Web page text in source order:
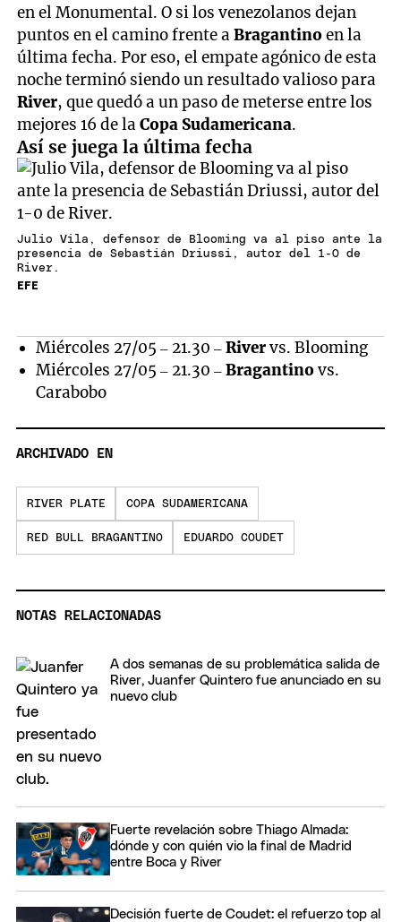
en el Monumental. O si los venezolanos dejan
puntos en el camino frente aBragantinoen la
última fecha. Por eso, el empate agónico de esta
noche terminó siendo un resultado valioso para
River, que quedó a un paso de meterse entre los
mejores 16 de laCopa Sudamericana.
Así se juega la última fecha
Julio Vila, defensor de Blooming va al piso ante la
presencia de Sebastián Driussi, autor del 1-0 de
River.
EFE
Miércoles 27/05 – 21.30 –Rivervs. Blooming
Miércoles 27/05 – 21.30 –Bragantinovs.
Carabobo
ARCHIVADO EN
RIVER PLATE COPA SUDAMERICANA
RED BULL BRAGANTINO EDUARDO COUDET
NOTAS RELACIONADAS
A dos semanas de su problemática salida de
River, Juanfer Quintero fue anunciado en su
nuevo club
Fuerte revelación sobre Thiago Almada:
dónde y con quién vio la final de Madrid
entre Boca y River
Decisión fuerte de Coudet: el refuerzo top al